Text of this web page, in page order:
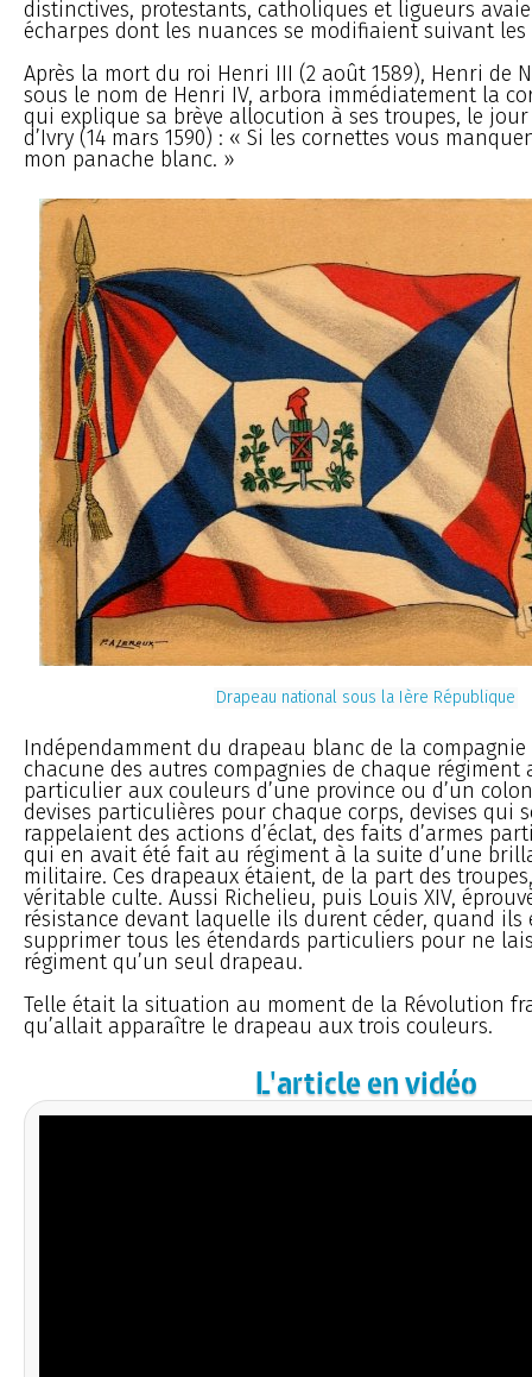
distinctives, protestants, catholiques et ligueurs
écharpes dont les nuances se modifiaient suivant les
Après la mort du roi Henri III (2 août 1589), Henri de
sous le nom de Henri IV, arbora immédiatement la
qui explique sa brève allocution à ses troupes, le
d’Ivry (14 mars 1590) : « Si les cornettes vous
mon panache blanc. »
Drapeau national sous la Ière République
Indépendamment du drapeau blanc de la
chacune des autres compagnies de chaque
particulier aux couleurs d’une province ou d’un
devises particulières pour chaque corps, devises qui
rappelaient des actions d’éclat, des faits d’armes
qui en avait été fait au régiment à la suite d’une
militaire. Ces drapeaux étaient, de la part des
véritable culte. Aussi Richelieu, puis Louis XIV,
résistance devant laquelle ils durent céder, quand ils
supprimer tous les étendards particuliers pour ne
régiment qu’un seul drapeau.
Telle était la situation au moment de la Révolution
qu’allait apparaître le drapeau aux trois couleurs.
L'article en vidéo